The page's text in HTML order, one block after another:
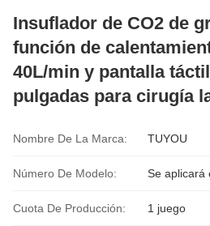
Insuflador de CO2 de
función de
40L/min y pantalla
pulgadas para cirugía
Nombre De La Marca: TUYOU
Número De Modelo: Se aplicará
Cuota De Producción: 1 juego